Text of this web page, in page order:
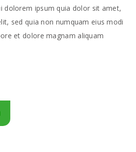
dolorem ipsum quia dolor sit amet,
sed quia non numquam eius modi
et dolore magnam aliquam